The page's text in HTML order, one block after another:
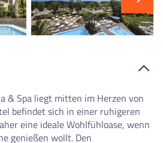
& Spa liegt mitten im Herzen von
befindet sich in einer ruhigeren
eine ideale Wohlfühloase, wenn
genießen wollt. Den